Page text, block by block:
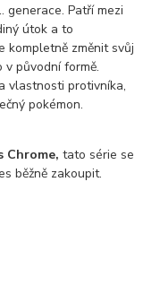
generace. Patří mezi
útok a to
kompletně změnit svůj
původní formě.
vlastnosti protivníka,
pokémon.
Chrome, tato série se
běžně zakoupit.